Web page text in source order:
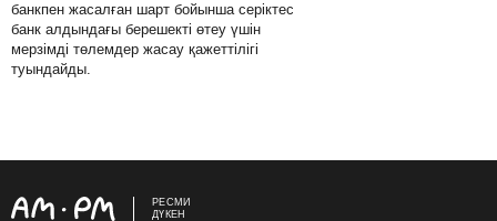
банкпен жасалған шарт бойынша серіктес
банк алдындағы берешекті өтеу үшін
мерзімді төлемдер жасау қажеттілігі
туындайды.
РЕСМИ
ДҮКЕН